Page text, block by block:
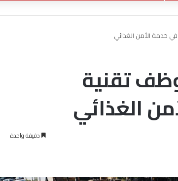
في خدمة الأمن الغذائي
تقنية
الغذائي
دقيقة واحدة